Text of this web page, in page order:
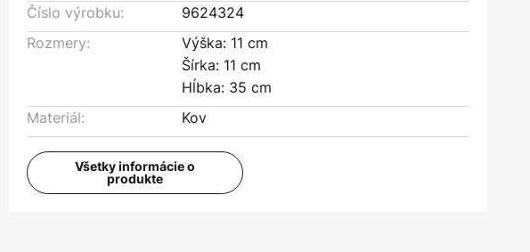
Číslo výrobku:
9624324
Rozmery:
Výška: 11 cm
Šírka: 11 cm
Hĺbka: 35 cm
Materiál:
Kov
Všetky informácie o
produkte